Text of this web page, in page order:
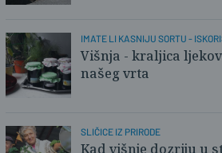
Sičanica
IMATE LI KASNIJU SORTU -
Višnja - kraljica
našeg vrta
SLIČICE IZ PRIRODE
Kad višnje dozriju u